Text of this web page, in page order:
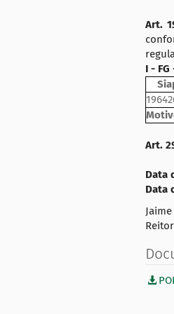
Art.
I - FG
Art.
Data
Data
Reitor